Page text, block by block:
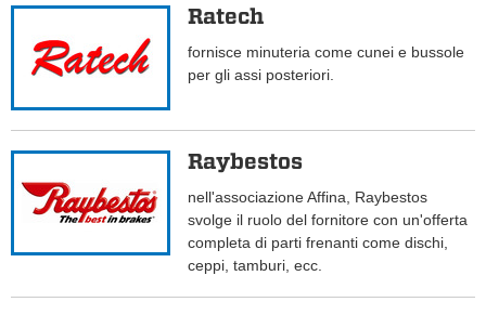
Ratech
fornisce minuteria come cunei e bussole
per gli assi posteriori.
Raybestos
nell'associazione Affina, Raybestos
svolge il ruolo del fornitore con un'offerta
completa di parti frenanti come dischi,
ceppi, tamburi, ecc.